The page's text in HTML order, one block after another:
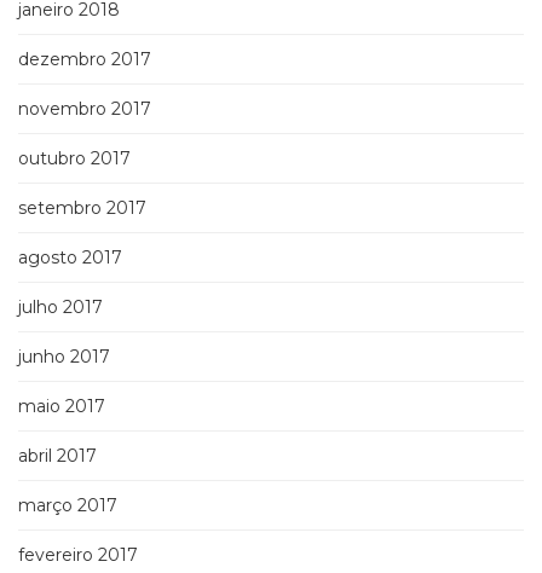
janeiro 2018
dezembro 2017
novembro 2017
outubro 2017
setembro 2017
agosto 2017
julho 2017
junho 2017
maio 2017
abril 2017
março 2017
fevereiro 2017